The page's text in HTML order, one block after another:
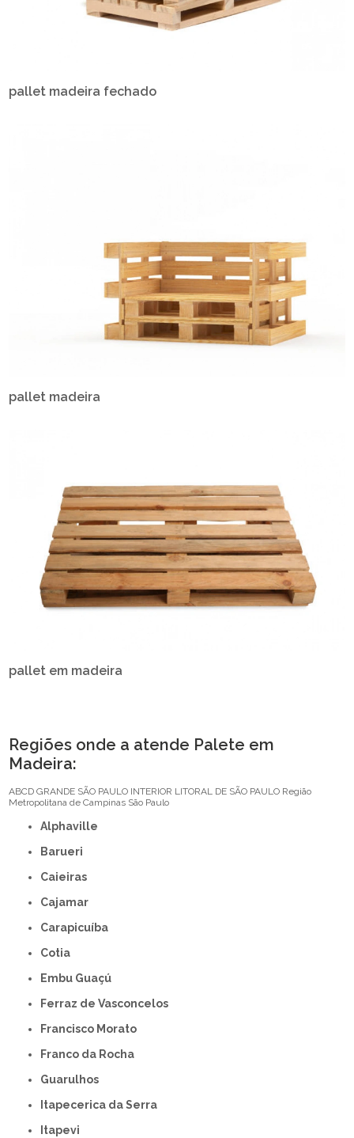
pallet madeira fechado
pallet madeira
pallet em madeira
Regiões onde a atende Palete em
Madeira:
ABCD GRANDE SÃO PAULO INTERIOR LITORAL DE SÃO PAULO Região
Metropolitana de Campinas São Paulo
Alphaville
Barueri
Caieiras
Cajamar
Carapicuíba
Cotia
Embu Guaçú
Ferraz de Vasconcelos
Francisco Morato
Franco da Rocha
Guarulhos
Itapecerica da Serra
Itapevi